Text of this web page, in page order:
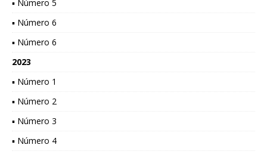
▪ Número 5
▪ Número 6
▪ Número 6
2023
▪ Número 1
▪ Número 2
▪ Número 3
▪ Número 4